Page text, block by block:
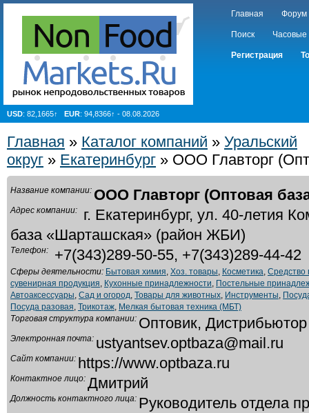
Главная Форум
Поиск Часовые
Регистрация
USD: 82,1665↑ EUR: 94,8366↑ - 08.08.2026
Главная » Каталог компаний » Уральский
округ » Екатеринбург » ООО Главторг
Название компании: ООО Главторг (Оптовая
Адрес компании:
г. Екатеринбург, ул. 40-летия
база «Шарташская» (район ЖБИ)
Телефон: +7(343)289-50-55, +7(343)289-44-42
Сферы деятельности: Бытовая химия, Хоз. товары, Косметика, Средство
сувенирная продукция, Кухонные принадлежности, Постельные
Автоаксессуары, Сад и огород, Товары для животных, Инструменты,
Посуда разовая, Трикотаж, Мелкая бытовая техника (МБТ)
Торговая структура компании: Оптовик, Дистрибьютор
Электронная почта: ustyantsev.optbaza@mail.ru
Сайт компании: https://www.optbaza.ru
Контактное лицо: Дмитрий
Должность контактного лица: Руководитель отдела